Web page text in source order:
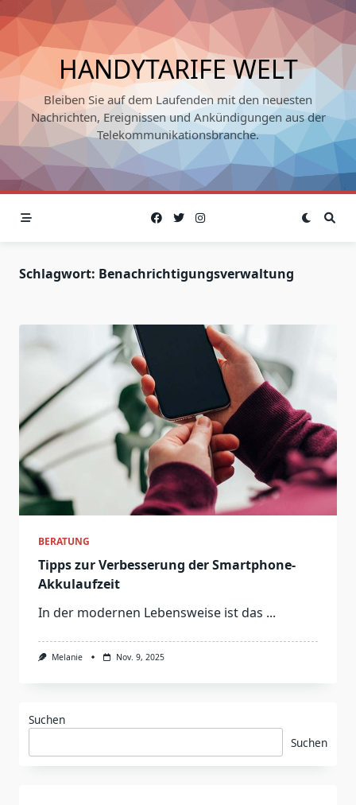
Skip
to
content
HANDYTARIFE WELT
Bleiben Sie auf dem Laufenden mit den neuesten
Nachrichten, Ereignissen und Ankündigungen aus der
Telekommunikationsbranche.
Schlagwort: Benachrichtigungsverwaltung
BERATUNG
Tipps zur Verbesserung der Smartphone-
Akkulaufzeit
In der modernen Lebensweise ist das ...
Melanie Nov. 9, 2025
Suchen
Suchen